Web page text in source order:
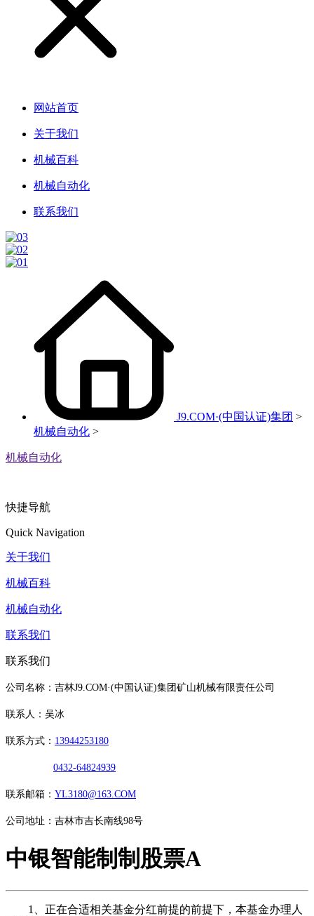
网站首页
关于我们
机械百科
机械自动化
联系我们
J9.COM·(中国认证)集团 >
机械自动化 >
机械自动化
快捷导航
Quick Navigation
关于我们
机械百科
机械自动化
联系我们
联系我们
公司名称：吉林J9.COM·(中国认证)集团矿山机械有限责任公司
联系人：吴冰
联系方式： 13944253180
0432-64824939
联系邮箱： YL3180@163.COM
公司地址：吉林市吉长南线98号
中银智能制制股票A
1、正在合适相关基金分红前提的前提下，本基金办理人